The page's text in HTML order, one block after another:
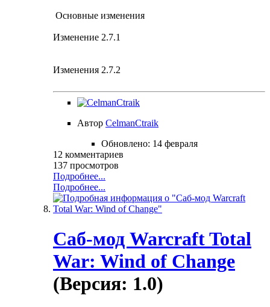
Основные изменения
Изменение 2.7.1
Изменения 2.7.2
Автор CelmanCtraik
Обновлено: 14 февраля
12 комментариев
137 просмотров
Подробнее...
Подробнее...
Саб-мод Warcraft Total
War: Wind of Change
(Версия: 1.0)